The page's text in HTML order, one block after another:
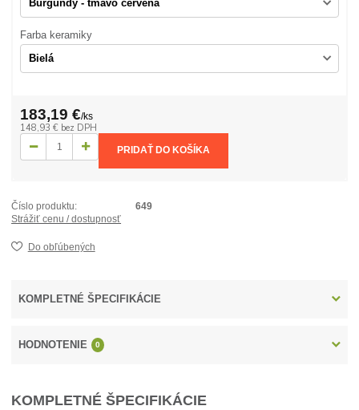
Farba keramiky
183,19 €/ks
148,93 € bez DPH
PRIDAŤ DO KOŠÍKA
Číslo produktu:
649
Strážiť cenu / dostupnosť
Do obľúbených
KOMPLETNÉ ŠPECIFIKÁCIE
HODNOTENIE 0
KOMPLETNÉ ŠPECIFIKÁCIE